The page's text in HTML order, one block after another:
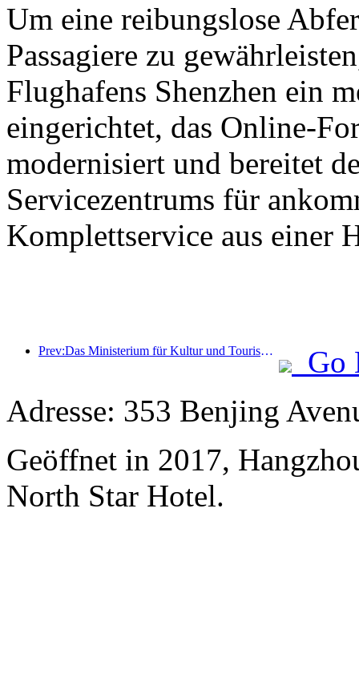
Um eine reibungslose
Passagiere zu
Flughafens Shenzhen ein
eingerichtet, das Online-
modernisiert und bereitet
Servicezentrums für
Komplettservice aus einer
Prev:Das Ministerium für Kultur und Tourismus berichtete, dass im Jahr 2025 16.994 Sehenswürdigkeiten der Kategorie A 7,51 Milliarden Besucher empfangen und Tourismuseinnahmen in Höhe von 554,49 Milliarden Yuan generiert haben.
Go
Adresse: 353 Benjing
Geöffnet in 2017,
North Star Hotel.